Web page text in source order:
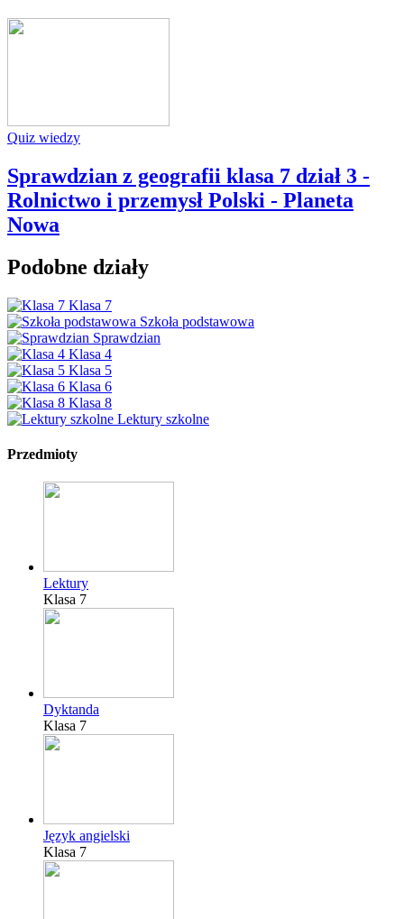
Quiz wiedzy
Sprawdzian z geografii klasa 7 dział 3 -
Rolnictwo i przemysł Polski - Planeta
Nowa
Podobne działy
Klasa 7
Szkoła podstawowa
Sprawdzian
Klasa 4
Klasa 5
Klasa 6
Klasa 8
Lektury szkolne
Przedmioty
Lektury
Klasa 7
Dyktanda
Klasa 7
Język angielski
Klasa 7